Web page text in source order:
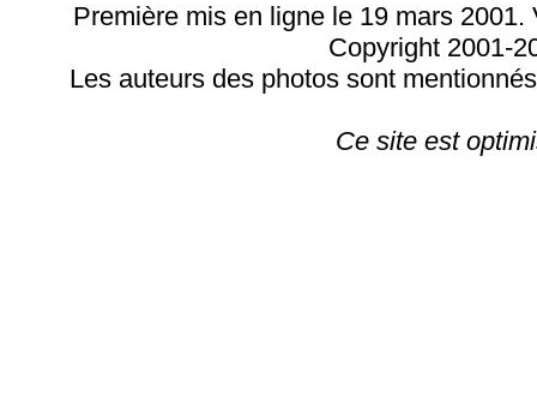
Première mis en ligne le 19 mars
Copyright 2001-
Les auteurs des photos sont
Ce site est